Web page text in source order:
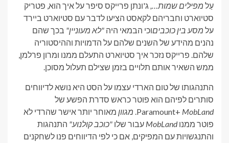
עַל מפילים שמות…, ג'ונתן פרייקס סיפר על איך הוא, פטריק
סטיוארט וחבריהם לקאסט הציעו לדבר עם סטיוארט ביירד
על מסע בין כוכביםוכי הבמאי היה "לא מעוניין" בכך שהם
נהנים מהידע של השנים שלהם על הדמויות וההיסטוריה
שלהם. פרייקס נזכר איך סטיוארט התעלם ממנו ומרון פרלמן,
ממש השאיר אותם תלויים בזמן שצילם תעלול מסוכן.
התנהגותו של טום הארדי עצמו על הסט היא נושא לדיווחים
סותרים לפיהם הוא פוטר כראש סדרת הפשע של
Paramount+ MobLand
. מגוון מאוחר יותר אישר שהרדי לא
פוטר ממנוMobLand עבור שלו "כוכב קולנוע" התנהגות
והתנגשויות עם המפיקים, אם כי לפי הדיווחים פנו לשחקנים